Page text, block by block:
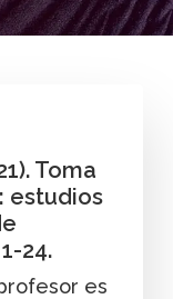
Toma
estudios
24.
es